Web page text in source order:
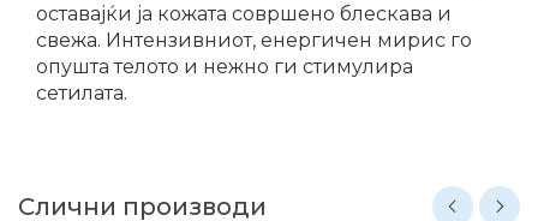
оставајќи ја кожата совршено блескава и
свежа. Интензивниот, енергичен мирис го
опушта телото и нежно ги стимулира
сетилата.
Слични производи